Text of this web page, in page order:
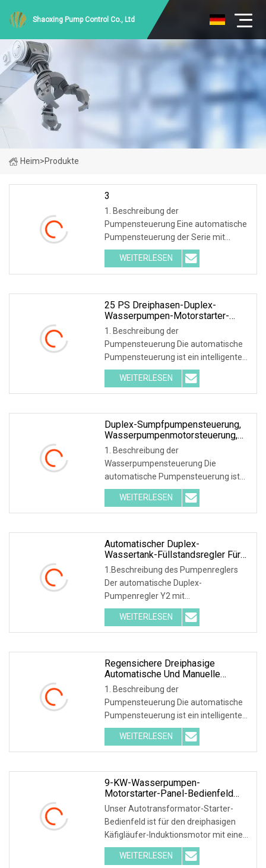
Shaoxing Pump Control Co., Ltd
Heim>Produkte
3
1. Beschreibung der
Pumpensteuerung Eine automatische
Pumpensteuerung der Serie mit
regensicherem Edelstahlgehäuse für
den Außenbereich ist ein intelligentes
und wirtschaftliches System, das für
entwickelt wurde
WEITERLESEN
25 PS Dreiphasen-Duplex-
Wasserpumpen-Motorstarter-
Controller Für Den Außenbereich
1. Beschreibung der
Pumpensteuerung Die automatische
Pumpensteuerung ist ein intelligentes
und wirtschaftliches System, das für
mehrere Pumpen und Motoren
entwickelt wurde. Pumpensteuerung,
stoppt
WEITERLESEN
Duplex-Sumpfpumpensteuerung,
Wasserpumpenmotorsteuerung,
Kurzschlussschutz
1. Beschreibung der
Wasserpumpensteuerung Die
automatische Pumpensteuerung ist
ein intelligentes und wirtschaftliches
System, das für mehrere Pumpen und
Motoren entwickelt wurde.
Geräte startet und stoppt
WEITERLESEN
Automatischer Duplex-
Wassertank-Füllstandsregler Für
Abwasserpumpen
1.Beschreibung des Pumpenreglers
Der automatische Duplex-
Pumpenregler Y2 mit
Kunststoffgehäuse und LCD-Display ist
ein intelligentes und wirtschaftliches
System, das für mehrere Pumpen und
WEITERLESEN
Regensichere Dreiphasige
Automatische Und Manuelle
Duplex-Wasserpumpensteuerung
11 KW
1. Beschreibung der
Pumpensteuerung Die automatische
Pumpensteuerung ist ein intelligentes
und wirtschaftliches System, das für
mehrere Pumpen und Motoren
entwickelt wurde. Pumpensteuerung,
stoppt
WEITERLESEN
9-KW-Wasserpumpen-
Motorstarter-Panel-Bedienfeld
Auto-Transformator-Panel 15-PS-
Motor-Bedienfeld
Unser Autotransformator-Starter-
Bedienfeld ist für den dreiphasigen
Käfigläufer-Induktionsmotor mit einer
dreiphasigen Wechselstromspannung
von 380 V/400 V und einer Leistung
WEITERLESEN